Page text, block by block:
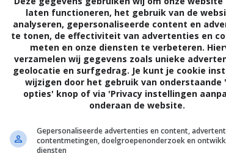
vonden in 2024 plaats in Boedapest
Er werden al een paar beelden van
door Deadline, waarin we Crowe en Malek
zien.
starring Rami Malek, Russell Crowe and
laten functioneren, het gebruik van de
analyseren, gepersonaliseerde content en
te tonen, de effectiviteit van advertenties en
meten en onze diensten te verbeteren.
verzamelen wij gegevens zoals unieke
geolocatie en surfgedrag. Je kunt je cookie
wijzigen door het gebruik van onderstaande
opties' knop of via 'Privacy instellingen
onderaan de website.
Gepersonaliseerde advertenties en content,
contentmetingen, doelgroepenonderzoek en
diensten